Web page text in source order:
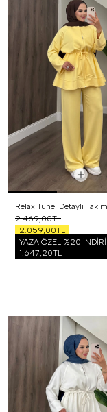
2.469,00TL
2.059,00TL
YAZA ÖZEL %20
1.647,20TL